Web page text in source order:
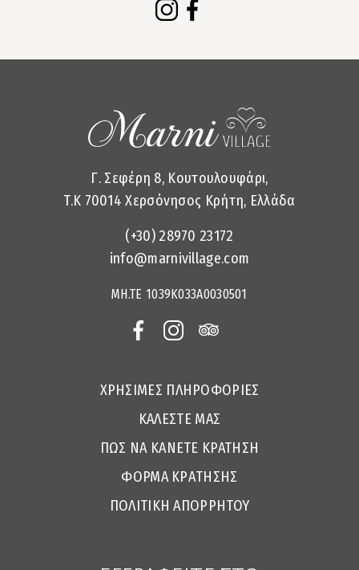
Γ. Σεφέρη 8, Κουτουλουφάρι,
T.K 70014 Χερσόνησος Κρήτη, Ελλάδα
(+30) 28970 23172
info@marnivillage.com
MH.TE 1039Κ033Α0030501
ΧΡΗΣΙΜΕΣ ΠΛΗΡΟΦΟΡΙΕΣ
ΚΑΛΈΣΤΕ ΜΑΣ
ΠΏΣ ΝΑ ΚΆΝΕΤΕ ΚΡΆΤΗΣΗ
ΦOΡΜΑ ΚΡAΤΗΣΗΣ
ΠΟΛΙΤΙΚΉ ΑΠΟΡΡΉΤΟΥ